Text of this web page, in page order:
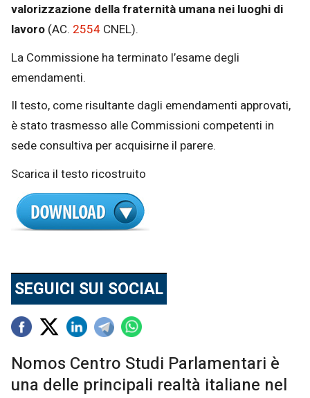
valorizzazione della fraternità umana nei luoghi di
lavoro (AC. 2554 CNEL).
La Commissione ha terminato l’esame degli
emendamenti.
Il testo, come risultante dagli emendamenti approvati,
è stato trasmesso alle Commissioni competenti in
sede consultiva per acquisirne il parere.
Scarica il testo ricostruito
SEGUICI SUI SOCIAL
Nomos Centro Studi Parlamentari è
una delle principali realtà italiane nel